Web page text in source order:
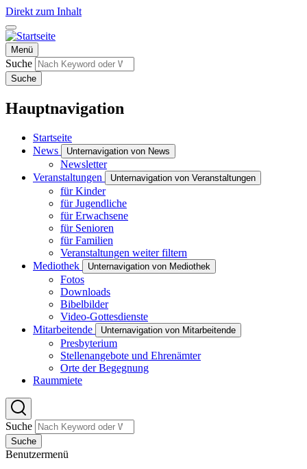
Direkt zum Inhalt
Menü
Suche
Suche
Hauptnavigation
Startseite
News
Unternavigation von News
Newsletter
Veranstaltungen
Unternavigation von Veranstaltungen
für Kinder
für Jugendliche
für Erwachsene
für Senioren
für Familien
Veranstaltungen weiter filtern
Mediothek
Unternavigation von Mediothek
Fotos
Downloads
Bibelbilder
Video-Gottesdienste
Mitarbeitende
Unternavigation von Mitarbeitende
Presbyterium
Stellenangebote und Ehrenämter
Orte der Begegnung
Raummiete
Suche
Suche
Benutzermenü